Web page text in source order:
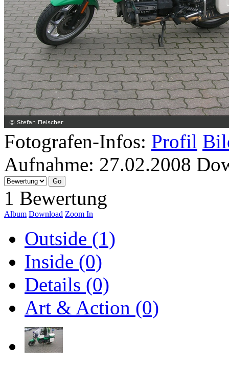
Fotografen-Infos: Profil
Aufnahme: 27.02.2008
1 Bewertung
Album Download Zoom In
Outside (1)
Inside (0)
Details (0)
Art & Action (0)